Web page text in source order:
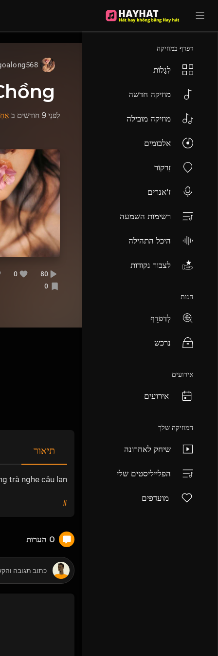
דפדף במוזיקה
לְגַלוֹת
מוזיקה חדשה
מוזיקה מובילה
אלבומים
זַרקוֹר
ז'אנרים
רשימות השמעה
היכל התהילה
לצבור נקודות
חנות
לְדַפדֵף
נרכש
אירועים
אירועים
המוזיקה שלך
שיחק לאחרונה
הפלייליסטים שלי
מועדפים
לִפנֵי 9 חודשים ב
80
0
0
תיאור
trà nghe câu lan
#
0 הערות